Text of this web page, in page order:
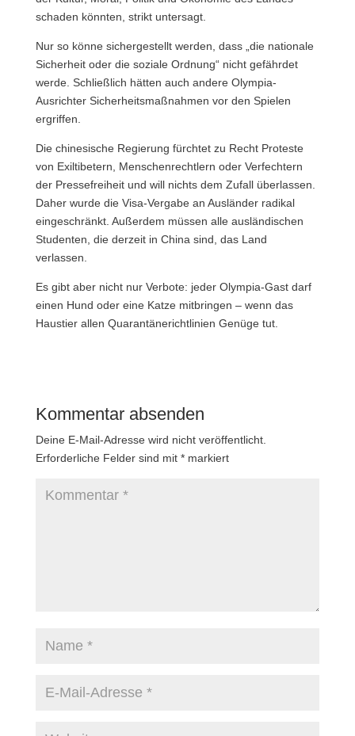
schaden könnten, strikt untersagt.
Nur so könne sichergestellt werden, dass „die nationale
Sicherheit oder die soziale Ordnung“ nicht gefährdet
werde. Schließlich hätten auch andere Olympia-
Ausrichter Sicherheitsmaßnahmen vor den Spielen
ergriffen.
Die chinesische Regierung fürchtet zu Recht Proteste
von Exiltibetern, Menschenrechtlern oder Verfechtern
der Pressefreiheit und will nichts dem Zufall überlassen.
Daher wurde die Visa-Vergabe an Ausländer radikal
eingeschränkt. Außerdem müssen alle ausländischen
Studenten, die derzeit in China sind, das Land
verlassen.
Es gibt aber nicht nur Verbote: jeder Olympia-Gast darf
einen Hund oder eine Katze mitbringen – wenn das
Haustier allen Quarantänerichtlinien Genüge tut.
Kommentar absenden
Deine E-Mail-Adresse wird nicht veröffentlicht.
Erforderliche Felder sind mit *markiert